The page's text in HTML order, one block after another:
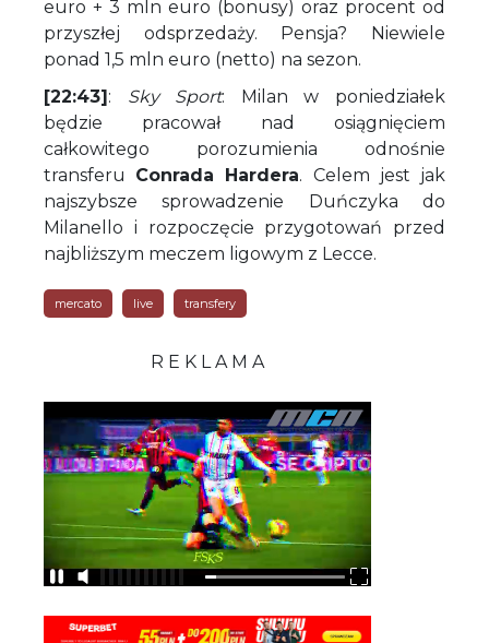
euro + 3 mln euro (bonusy) oraz procent od
przyszłej odsprzedaży. Pensja? Niewiele
ponad 1,5 mln euro (netto) na sezon.
[22:43]: Sky Sport: Milan w poniedziałek
będzie pracował nad osiągnięciem
całkowitego porozumienia odnośnie
transferu Conrada Hardera. Celem jest jak
najszybsze sprowadzenie Duńczyka do
Milanello i rozpoczęcie przygotowań przed
najbliższym meczem ligowym z Lecce.
mercato live transfery
R E K L A M A